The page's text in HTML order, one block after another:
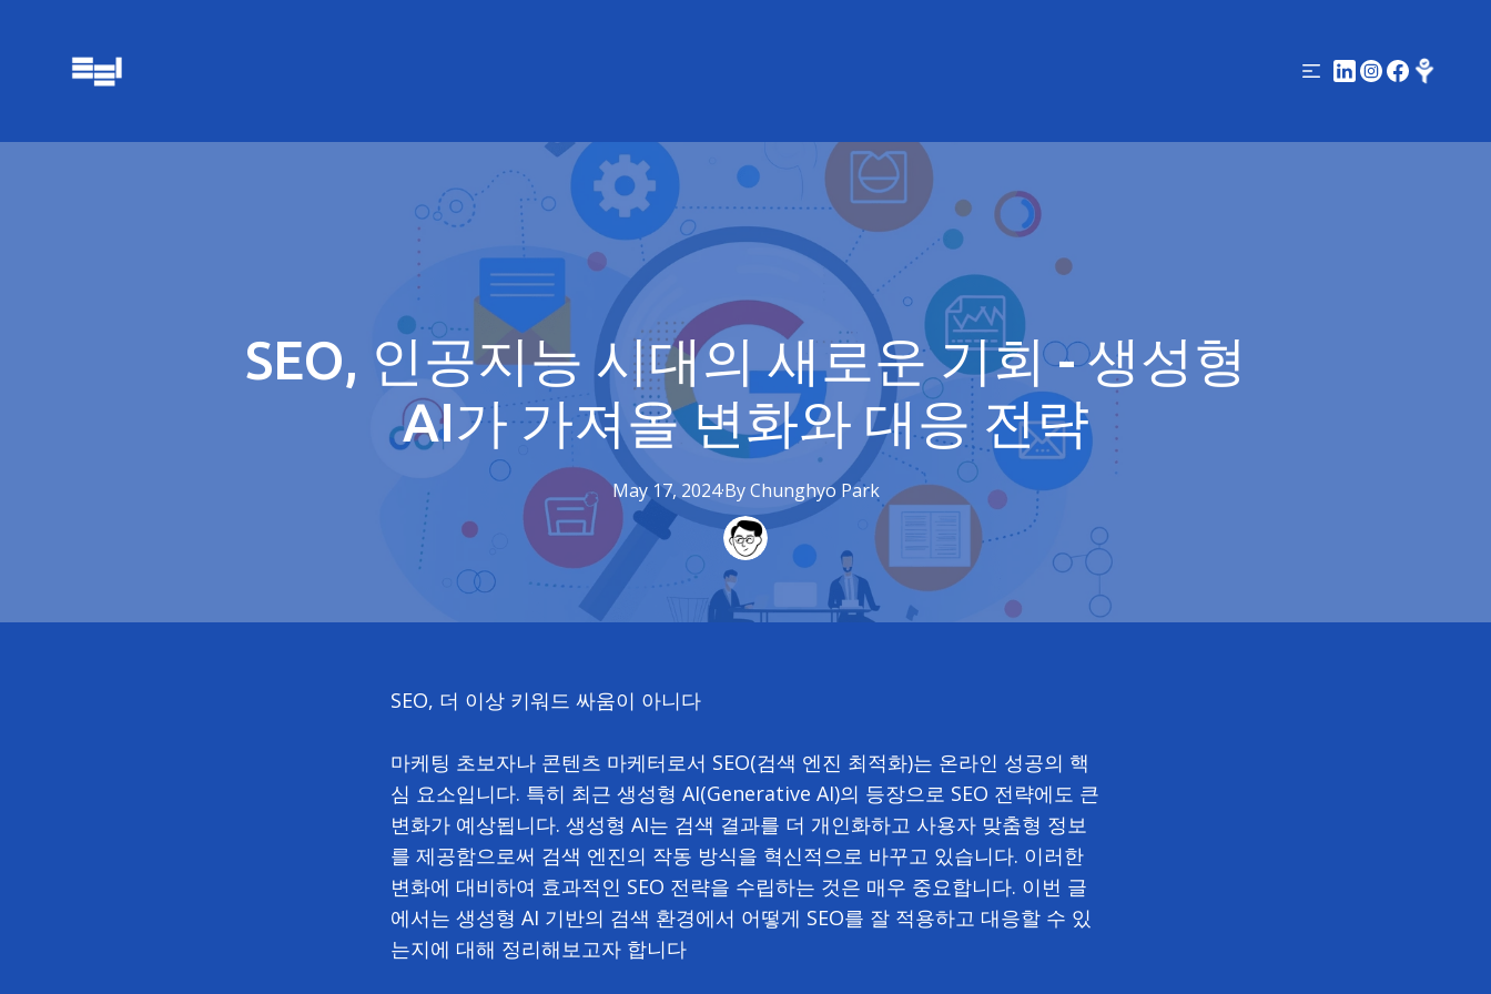
SEO, 인공지능 시대의 새로운 기회 - 생성형
AI가 가져올 변화와 대응 전략
May 17, 2024·By Chunghyo Park
SEO, 더 이상 키워드 싸움이 아니다
마케팅 초보자나 콘텐츠 마케터로서 SEO(검색 엔진 최적화)는 온라인 성공의 핵
심 요소입니다. 특히 최근 생성형 AI(Generative AI)의 등장으로 SEO 전략에도 큰
변화가 예상됩니다. 생성형 AI는 검색 결과를 더 개인화하고 사용자 맞춤형 정보
를 제공함으로써 검색 엔진의 작동 방식을 혁신적으로 바꾸고 있습니다. 이러한
변화에 대비하여 효과적인 SEO 전략을 수립하는 것은 매우 중요합니다. 이번 글
에서는 생성형 AI 기반의 검색 환경에서 어떻게 SEO를 잘 적용하고 대응할 수 있
는지에 대해 정리해보고자 합니다